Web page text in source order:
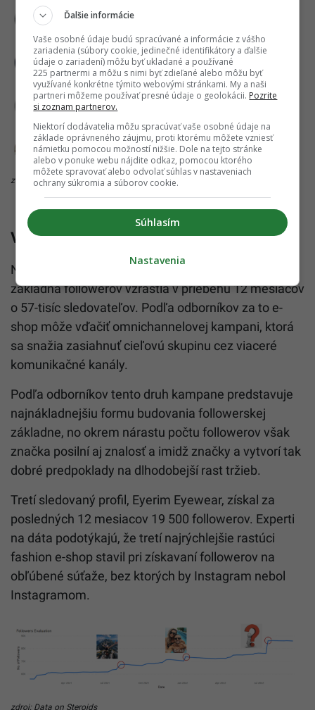
zdroj: Data on Steroids
Viaceré kanály a súťaže s influencermi
Nárast zaznamenal aj e-shop Be Lenka, ktorého
základňa followerov vzrástla v priebehu 12 mesiacov
o 57-tisíc sledovateľov. Podľa odborníkov za to e-
shop môže vďačiť omnichannelovej kampani, ktorá
sa snažia zasiahnuť cieľovú skupinu cez viaceré
komunikačné kanály.
Podľa odborníkov tento druh kampane predstavuje
najnákladnejšiu formu budovania followerskej
základne, no okrem nárastu počtu followerov však
značka posilní aj znalosť a imidž značky a vytvorí tak
dobré predpoklady na dlhodobejší rast tržieb.
Tretí sledovaný profil, Eyerim Eyewear, získal za
posledných 12 mesiacov 19 500 followerov. Experti
na dáta podotýkajú, že tretí najrýchlejšie rastúci
fashion e-shop stavil pri získavaní followerov na
obľúbené súťaže, bez ktorých by Instagram nebol
Instagramom.
zdroj: Data on Steroids
Ďalšie informácie
Vaše osobné údaje budú spracúvané a informácie z vášho
zariadenia (súbory cookie, jedinečné identifikátory a ďalšie
údaje o zariadení) môžu byť ukladané a používané
225 partnermi a môžu s nimi byť zdieľané alebo môžu byť
využívané konkrétne týmito webovými stránkami. My a naši
partneri môžeme používať presné údaje o geolokácii. Pozrite
si zoznam partnerov.
Niektorí dodávatelia môžu spracúvať vaše osobné údaje na
základe oprávneného záujmu, proti ktorému môžete vzniesť
námietku pomocou možností nižšie. Dole na tejto stránke
alebo v ponuke webu nájdite odkaz, pomocou ktorého
môžete spravovať alebo odvolať súhlas v nastaveniach
ochrany súkromia a súborov cookie.
Súhlasím
Nastavenia